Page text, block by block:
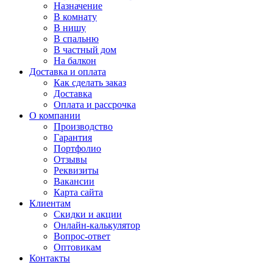
Назначение
В комнату
В нишу
В спальню
В частный дом
На балкон
Доставка и оплата
Как сделать заказ
Доставка
Оплата и рассрочка
О компании
Производство
Гарантия
Портфолио
Отзывы
Реквизиты
Вакансии
Карта сайта
Клиентам
Скидки и акции
Онлайн-калькулятор
Вопрос-ответ
Оптовикам
Контакты